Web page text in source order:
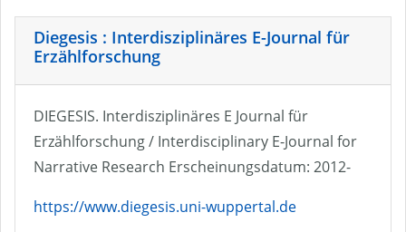
Diegesis : Interdisziplinäres E-Journal für
Erzählforschung
DIEGESIS. Interdisziplinäres E Journal für
Erzählforschung / Interdisciplinary E-Journal for
Narrative Research Erscheinungsdatum: 2012-
https://www.diegesis.uni-wuppertal.de